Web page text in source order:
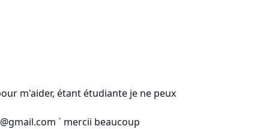
m'aider, étant étudiante je ne peux
` mercii beaucoup